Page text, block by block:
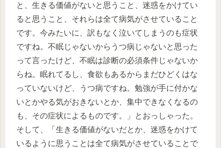
と、生きる価値がないと思うこと、迷惑をかけてい
ると思うこと、それらは全て病気がさせていること
です。今みたいに、訳もなく泣いてしまうのも症状
ですね。不眠じゃないからうつ病じゃないと思った
って言ったけど、不眠は診断の必須条件じゃないか
らね。眠れてるし、食欲もあるからまだひどくはな
っていないけど、うつ病ですね。勉強が手に付かな
いとかやる気がおきないとか、集中できなくなるの
も、その症状によるものです。」とおっしゃった。
そして、「生きる価値がないだとか、迷惑をかけて
いるように思うことは全て病気がさせていることで